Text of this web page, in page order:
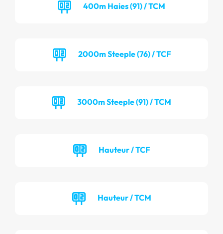
400m Haies (91) / TCM
2000m Steeple (76) / TCF
3000m Steeple (91) / TCM
Hauteur / TCF
Hauteur / TCM